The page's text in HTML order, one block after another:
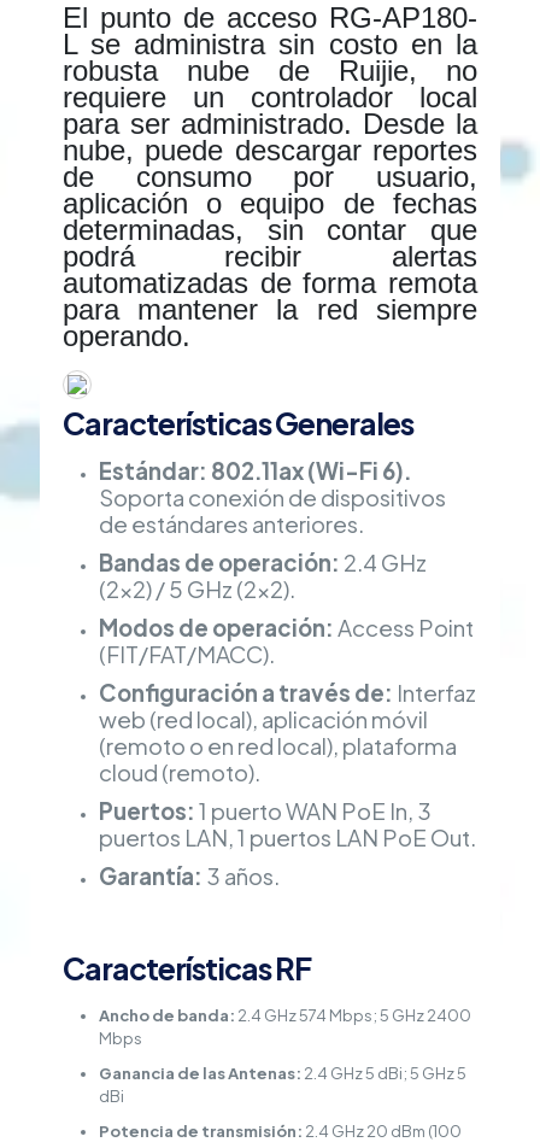
El punto de acceso RG-AP180-
L se administra sin costo en la
robusta nube de Ruijie, no
requiere un controlador local
para ser administrado. Desde la
nube, puede descargar reportes
de consumo por usuario,
aplicación o equipo de fechas
determinadas, sin contar que
podrá recibir alertas
automatizadas de forma remota
para mantener la red siempre
operando.
Características Generales
Estándar: 802.11ax (Wi-Fi 6).
Soporta conexión de dispositivos
de estándares anteriores.
Bandas de operación: 2.4 GHz
(2×2) / 5 GHz (2×2).
Modos de operación: Access Point
(FIT/FAT/MACC).
Configuración a través de: Interfaz
web (red local), aplicación móvil
(remoto o en red local), plataforma
cloud (remoto).
Puertos: 1 puerto WAN PoE In, 3
puertos LAN, 1 puertos LAN PoE Out.
Garantía: 3 años.
Características RF
Ancho de banda: 2.4 GHz 574 Mbps; 5 GHz 2400
Mbps
Ganancia de las Antenas: 2.4 GHz 5 dBi; 5 GHz 5
dBi
Potencia de transmisión: 2.4 GHz 20 dBm (100